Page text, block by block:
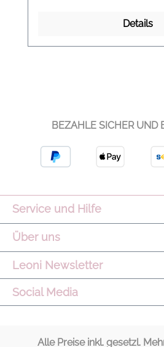
Details
BEZAHLE SICHER UND
Service und Hilfe
Über uns
Leoni Newsletter
Social Media
Alle Preise inkl. gesetzl.